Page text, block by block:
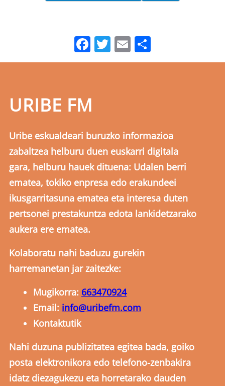
Facebook
Twitter
Email
URIBE FM
Uribe eskualdeari buruzko informazioa
zabaltzea helburu duen euskarri digitala
gara, helburu hauek dituena: Udalen berri
ematea, tokiko enpresa edo erakundeei
ikusgarritasuna ematea eta interesa duten
pertsonei prestakuntza edota lankidetzarako
aukera ere ematea.
Kolaboratu nahi baduzu gurekin
harremanetan jar zaitezke:
Mugikorra: 663470924
Email: info@uribefm.com
Kontaktutik
Nahi duzuna publizitatea egitea bada, goiko
posta elektronikora edo telefono-zenbakira
idatz diezagukezu eta horretarako dauden